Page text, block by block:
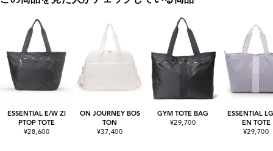
ESSENTIAL E/W ZI
PTOP TOTE
¥28,600
ON JOURNEY BOS
TON
¥37,400
GYM TOTE BAG
¥29,700
ESSENTIAL
EN TOTE
¥29,700